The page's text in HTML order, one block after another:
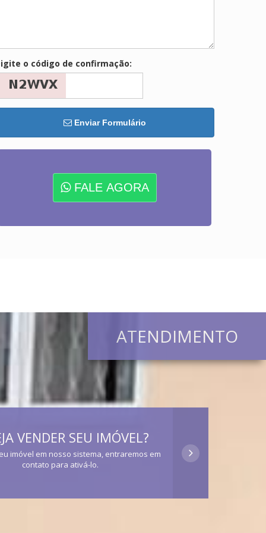
o código de confirmação:
Enviar Formulário
FALE AGORA
ATENDIMENTO
VENDER SEU IMÓVEL?
imóvel em nosso sistema, entraremos em
contato para ativá-lo.